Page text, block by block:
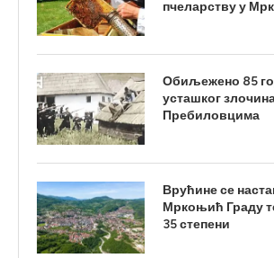
пчеларству у
Обиљежено 85
усташког
Пребиловцима
Врућине се
Мркоњић Граду
35 степени